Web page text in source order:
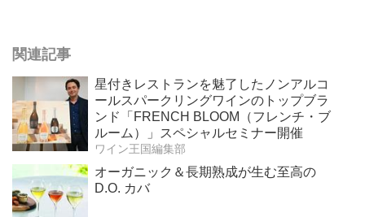
関連記事
星付きレストランを魅了したノンアルコ
ールスパークリングワインのトップブラ
ンド「FRENCH BLOOM（フレンチ・ブ
ルーム）」スペシャルセミナー開催
ワイン王国編集部
オーガニック＆長期熟成が生む至高の
D.O. カバ